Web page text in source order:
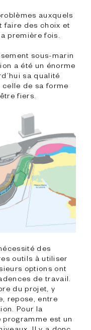
auxquels
faire des choix et
première fois.
sous-marin
a été un énorme
sa qualité
de sa forme
fiers.
des
outils à utiliser
options ont
de travail.
du projet, y
repose, entre
Pour la
est un